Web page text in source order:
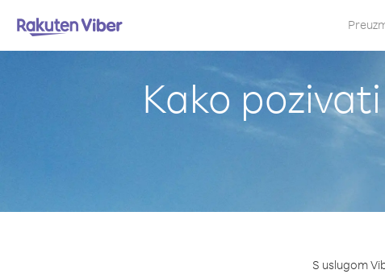
Kako
S uslugom